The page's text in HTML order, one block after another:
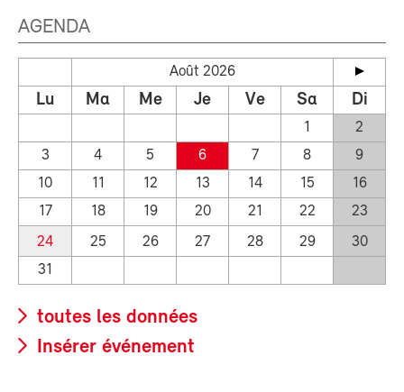
AGENDA
Août 2026
Lu Ma Me Je Ve Sa Di
1
2
3
4 5 6 7 8
9
10
11 12 13 14 15
16
17
18 19 20 21 22
23
24
25 26 27 28 29
30
31
toutes les données
Insérer événement